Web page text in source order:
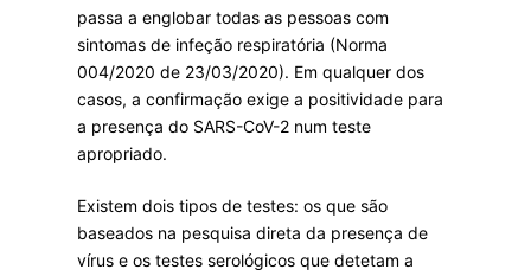
passa a englobar todas as pessoas com
sintomas de infeção respiratória (Norma
004/2020 de 23/03/2020). Em qualquer dos
casos, a confirmação exige a positividade para
a presença do SARS-CoV-2 num teste
apropriado.
Existem dois tipos de testes: os que são
baseados na pesquisa direta da presença de
vírus e os testes serológicos que detetam a